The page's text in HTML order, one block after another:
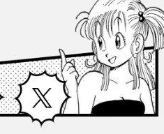
Facebook X